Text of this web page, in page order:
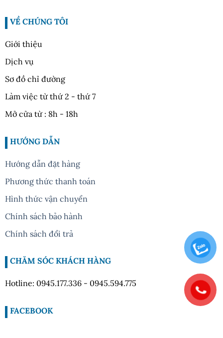
VỀ CHÚNG TÔI
Giới thiệu
Dịch vụ
Sơ đồ chỉ đường
Làm việc từ thứ 2 - thứ 7
Mở cửa từ : 8h - 18h
HƯỚNG DẪN
Hướng dẫn đặt hàng
Phương thức thanh toán
Hình thức vận chuyển
Chính sách bảo hành
Chính sách đổi trả
CHĂM SÓC KHÁCH HÀNG
Hotline: 0945.177.336 - 0945.594.775
FACEBOOK